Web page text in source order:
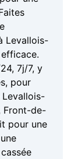
Levallois-
7j/7, y
pour
Front-de-
pour une